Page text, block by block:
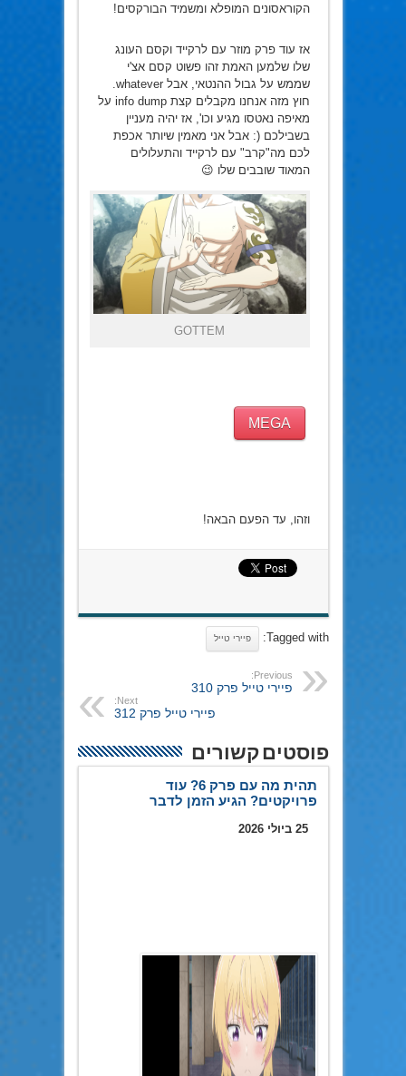
הקוראסונים המופלא ומשמיד הבורקסים!
אז עוד פרק מוזר עם לרקייד וקסם העונג
שלו שלמען האמת זהו פשוט קסם אצ'י
שממש על גבול ההנטאי, אבל whatever.
חוץ מזה אנחנו מקבלים קצת info dump על
מאיפה נאטסו מגיע וכו', אז יהיה מעניין
בשבילכם (: אבל אני מאמין שיותר אכפת
לכם מה"קרב" עם לרקייד והתעלולים
המאוד שובבים שלו 😉
GOTTEM
MEGA
וזהו, עד הפעם הבאה!
Tagged with: פיירי טייל
Previous:
פיירי טייל פרק 310
Next:
פיירי טייל פרק 312
פוסטים קשורים
תהית מה עם פרק 6? עוד
פרויקטים? הגיע הזמן לדבר
25 ביולי 2026